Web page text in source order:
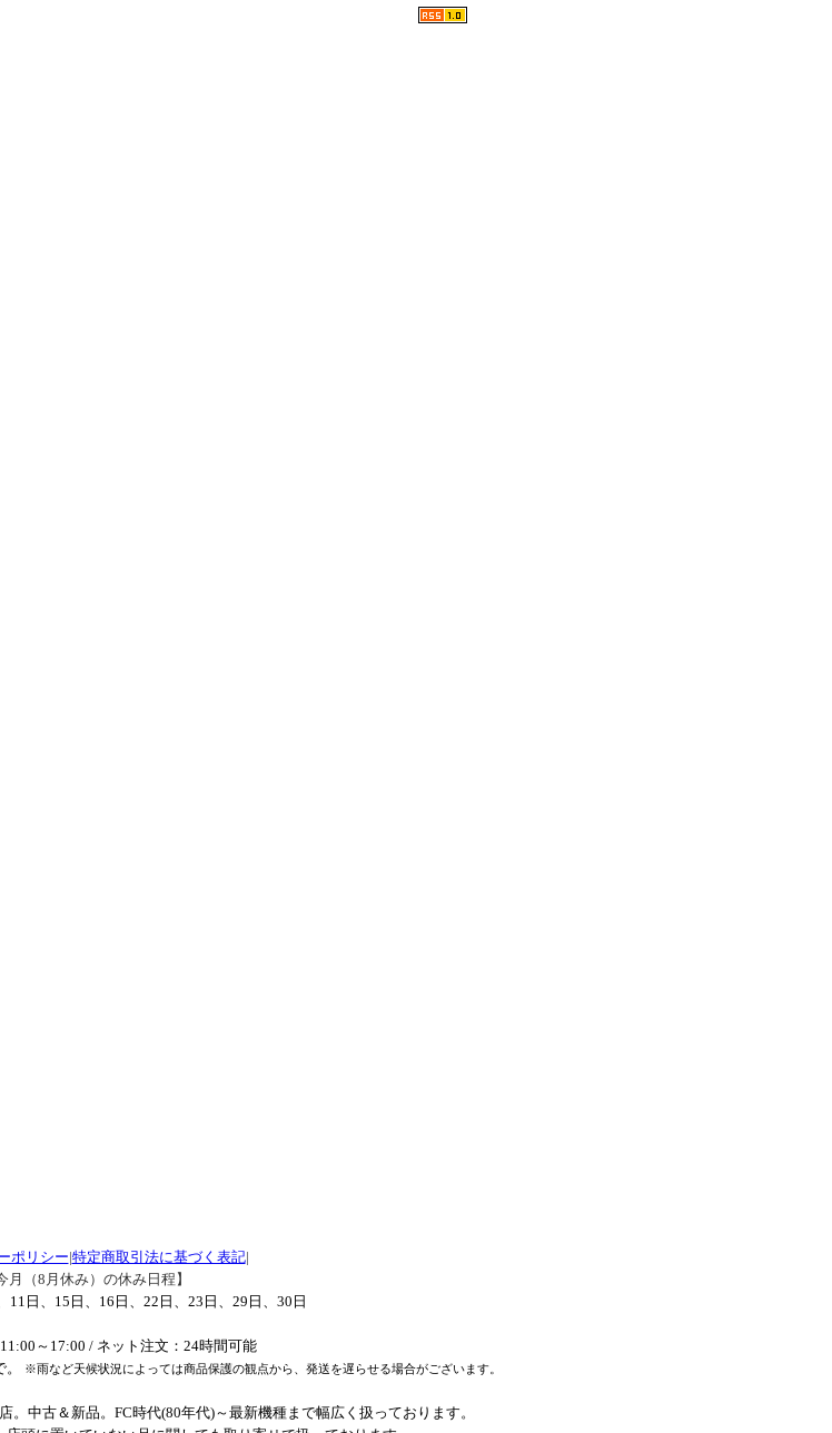
ポリシー|特定商取引法に基づく表記|
月（8月休み）の休み日程】
11日、15日、16日、22日、23日、29日、30日
～17:00 / ネット注文：24時間可能
※雨など天候状況によっては商品保護の観点から、発送を遅らせる場合がございます。
中古＆新品。FC時代(80年代)～最新機種まで幅広く扱っております。